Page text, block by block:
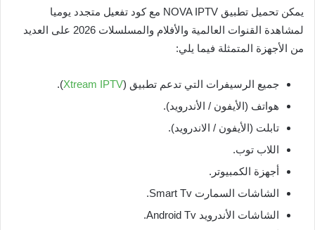
يمكن تحميل تطبيق NOVA IPTV مع كود تفعيل متجدد يوميا
لمشاهدة القنوات العالمية والأفلام والمسلسلات 2026 على العديد
من الأجهزة المتمثلة فيما يلي:
جميع الرسيفرات التي تدعم تطبيق (Xtream IPTV
).
هواتف (الأيفون / الأندرويد).
تابلت (الأيفون / الاندرويد).
اللاب توب.
أجهزة الكمبيوتر.
الشاشات السمارت Smart Tv.
الشاشات الأندرويد Android Tv.